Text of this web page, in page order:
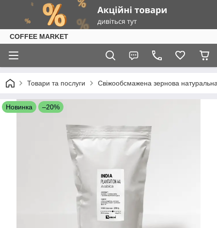
COFFEE MARKET
Товари та послуги Свіжообсмажена зернова
Новинка –20%